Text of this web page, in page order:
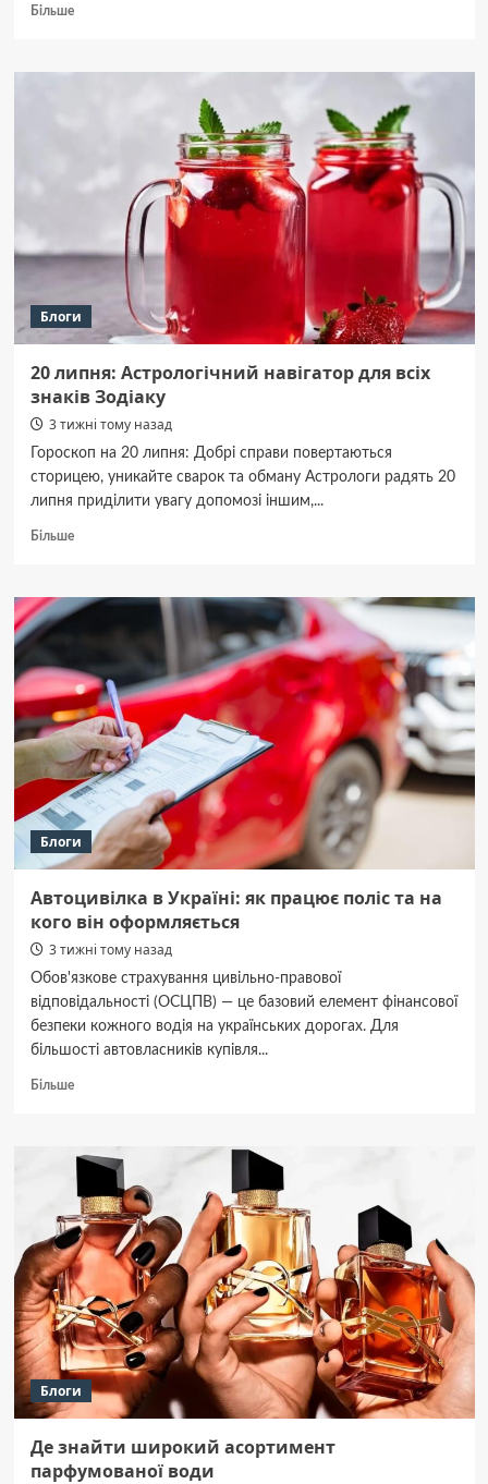
БільшеДокладніше
помилки
Блоги
20 липня: Астрологічний навігатор для всіх
знаків Зодіаку
3 тижні тому назад
Гороскоп на 20 липня: Добрі справи повертаються
сторицею, уникайте сварок та обману Астрологи радять 20
липня приділити увагу допомозі іншим,...
БільшеДокладніше
липня:
Астрологічний
всіх
знаків
Зодіаку
Блоги
Автоцивілка в Україні: як працює поліс та на
кого він оформляється
3 тижні тому назад
Обов'язкове страхування цивільно-правової
відповідальності (ОСЦПВ) — це базовий елемент фінансової
безпеки кожного водія на українських дорогах. Для
більшості автовласників купівля...
БільшеДокладніше
Україні:
як
працює
поліс
та
на
кого
він
оформляється
Блоги
Де знайти широкий асортимент
парфумованої води